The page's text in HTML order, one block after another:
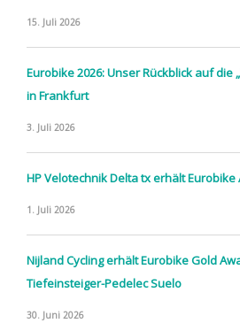
15. Juli 2026
Eurobike 2026: Unser Rückblick auf die
in Frankfurt
3. Juli 2026
HP Velotechnik Delta tx erhält Eurobike
1. Juli 2026
Nijland Cycling erhält Eurobike Gold
Tiefeinsteiger-Pedelec Suelo
30. Juni 2026